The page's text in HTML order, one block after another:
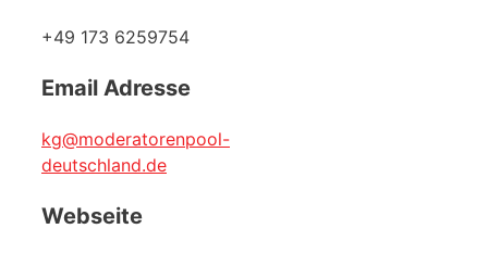
+49 173 6259754
Email Adresse
kg@moderatorenpool-
deutschland.de
Webseite